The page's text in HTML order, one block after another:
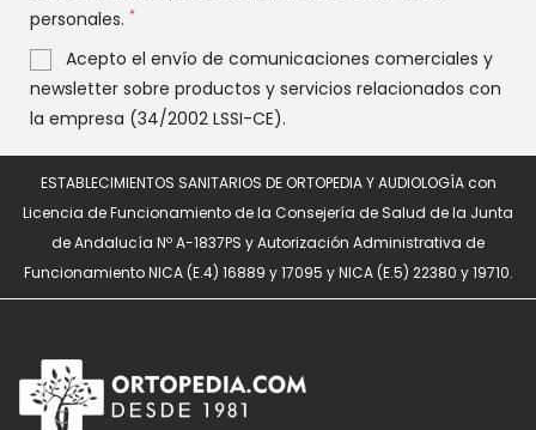
personales. *
Acepto el envío de comunicaciones comerciales y
newsletter sobre productos y servicios relacionados con
la empresa (34/2002 LSSI-CE).
ESTABLECIMIENTOS SANITARIOS DE ORTOPEDIA Y AUDIOLOGÍA con
Licencia de Funcionamiento de la Consejería de Salud de la Junta
de Andalucía Nº A-1837PS y Autorización Administrativa de
Funcionamiento NICA (E.4) 16889 y 17095 y NICA (E.5) 22380 y 19710.